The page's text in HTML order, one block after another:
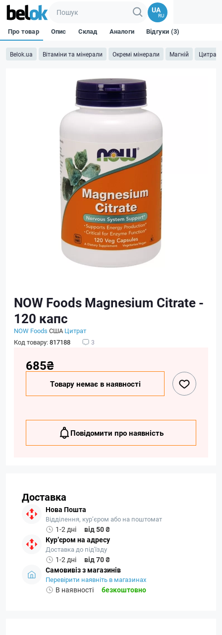
UA
RU
Belok.ua Вітаміни та мінерали Окремі мінерали Магній Цитрат
Про товар Опис Склад Аналоги Відгуки (3)
NOW Foods Magnesium Сitrate -
120 капс
NOW Foods США Цитрат
Код товару:817188 3
685₴
Товару немає в наявності
Повідомити про наявність
Доставка
Нова Пошта
Відділення, кур’єром або на поштомат
1-2 дні
від 50 ₴
Кур’єром на адресу
Доставка до під'їзду
1-2 дні
від 70 ₴
Самовивіз з магазинів
Перевірити наявніть в магазинах
В наявності безкоштовно